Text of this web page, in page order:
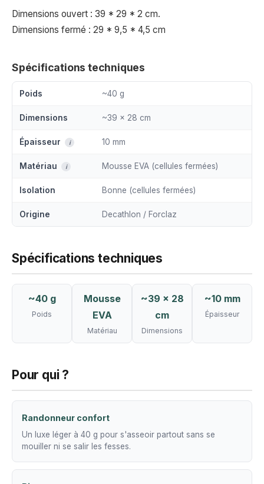
Dimensions ouvert : 39 * 29 * 2 cm.
Dimensions fermé : 29 * 9,5 * 4,5 cm
Spécifications techniques
Poids ~40 g
Dimensions ~39 x 28 cm
Épaisseur i 10 mm
Matériau i Mousse EVA (cellules fermées)
Isolation Bonne (cellules fermées)
Origine Decathlon / Forclaz
Spécifications techniques
~40 g
Poids
Mousse
EVA
Matériau
~39 x 28
cm
Dimensions
~10 mm
Épaisseur
Pour qui ?
Randonneur confort
Un luxe léger à 40 g pour s'asseoir partout sans se
mouiller ni se salir les fesses.